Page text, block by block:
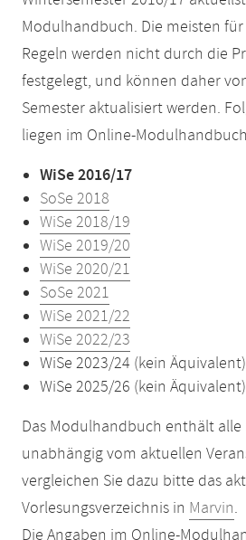
Modulhandbuch. Die meisten
Regeln werden nicht durch die
festgelegt, und können daher
Semester aktualisiert werden.
liegen im Online-
WiSe 2016/17
SoSe 2018
WiSe 2018/19
WiSe 2019/20
WiSe 2020/21
SoSe 2021
WiSe 2021/22
WiSe 2022/23
WiSe 2023/24 (kein Äquivalent)
WiSe 2025/26 (kein Äquivalent)
Das Modulhandbuch enthält alle
unabhängig vom aktuellen
vergleichen Sie dazu bitte das
Vorlesungsverzeichnis in Marvin.
Die Angaben im Online-